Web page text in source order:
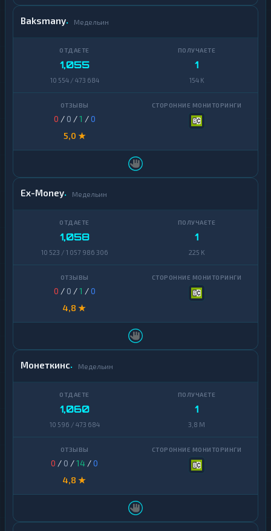
Baksmany Медельин
1,055
10 554 / 473 684
1
154 K
0 / 0 /1 /0
5,0 ★
Ex-Money Медельин
1,058
10 523 / 1 057 986 306
1
225 K
0 / 0 /1 /0
4,8 ★
Монеткинс Медельин
1,060
10 596 / 473 684
1
3,8 M
0 / 0 /14 /0
4,8 ★